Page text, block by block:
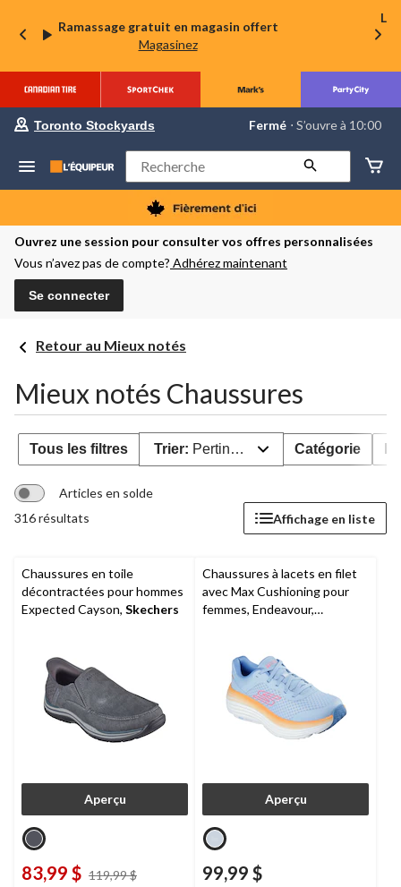
Ramassage gratuit en magasin offert
Magasinez
La
préféré
Toronto
Stockyards,
courament
Fermé,
S’ouvre
à
Toronto Stockyards Fermé ⋅ S’ouvre à 10:00
Rechercher
Ouvrez une session pour consulter vos offres personnalisées
Vous n’avez pas de compte? Adhérez maintenant
Se connecter
Retour au Mieux notés
Mieux notés Chaussures
Tous les filtres Trier: Pertinence Catégorie
Articles en solde
316 résultats
Affichage en liste
Chaussures en toile
décontractées pour hommes
Expected Cayson, Skechers
Aperçu
83,99 $ 119,99 $
Chaussures à lacets en filet
avec Max Cushioning pour
femmes, Endeavour,
Aperçu
99,99 $